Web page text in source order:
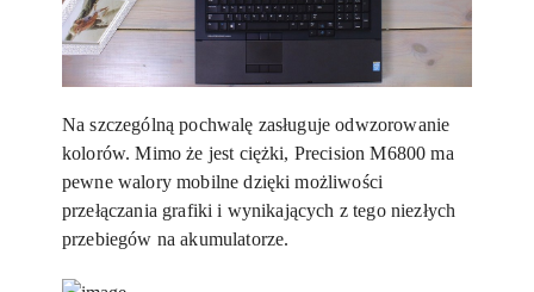
Na szczególną pochwalę zasługuje odwzorowanie
kolorów. Mimo że jest ciężki, Precision M6800 ma
pewne walory mobilne dzięki możliwości
przełączania grafiki i wynikających z tego niezłych
przebiegów na akumulatorze.